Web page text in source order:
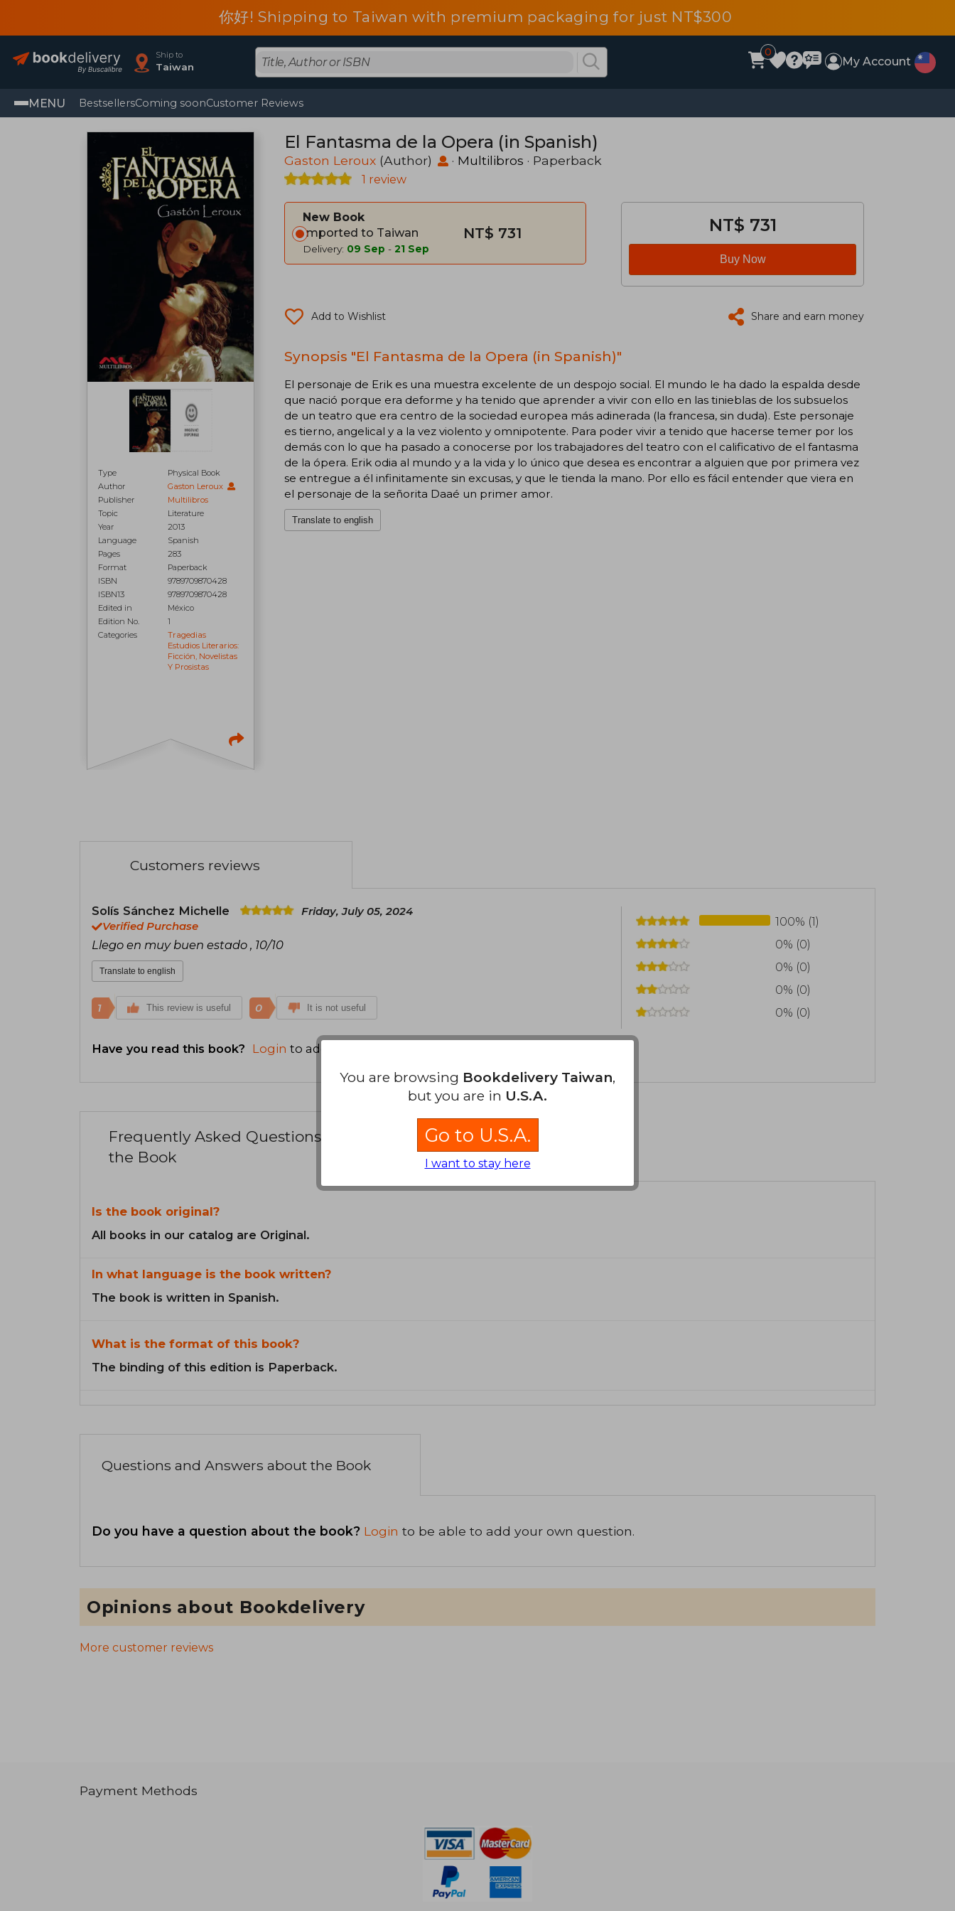
你好! Shipping to Taiwan with premium packaging for just NT$300
Ship to
Taiwan
0
My Account
MENU BestsellersComing soonCustomer Reviews
Type
Physical Book
Author
Gaston Leroux
Publisher
Multilibros
Topic
Literature
Year
2013
Language
Spanish
Pages
283
Format
Paperback
ISBN
9789709870428
ISBN13
9789709870428
Edited in
México
Edition No.
1
Categories
Tragedias
Estudios Literarios:
Ficción, Novelistas
Y Prosistas
El Fantasma de la Opera (in Spanish)
Gaston Leroux (Author) · Multilibros · Paperback
1 review
New Book
Imported to Taiwan
Delivery: 09 Sep - 21 Sep
NT$ 731 NT$ 731
Buy Now
Add to Wishlist Share and earn money
Synopsis "El Fantasma de la Opera (in Spanish)"
El personaje de Erik es una muestra excelente de un despojo social. El mundo le ha dado la espalda desde
que nació porque era deforme y ha tenido que aprender a vivir con ello en las tinieblas de los subsuelos
de un teatro que era centro de la sociedad europea más adinerada (la francesa, sin duda). Este personaje
es tierno, angelical y a la vez violento y omnipotente. Para poder vivir a tenido que hacerse temer por los
demás con lo que ha pasado a conocerse por los trabajadores del teatro con el calificativo de el fantasma
de la ópera. Erik odia al mundo y a la vida y lo único que desea es encontrar a alguien que por primera vez
se entregue a él infinitamente sin excusas, y que le tienda la mano. Por ello es fácil entender que viera en
el personaje de la señorita Daaé un primer amor.
Translate to english
Customers reviews
Solís Sánchez Michelle
Friday, July 05, 2024
Verified Purchase
Llego en muy buen estado , 10/10
Translate to english
1 This review is useful 0 It is not useful
Have you read this book? Login to add your review
100% (1)
0% (0)
0% (0)
0% (0)
0% (0)
Frequently Asked Questions about
the Book
Is the book original?
All books in our catalog are Original.
In what language is the book written?
The book is written in Spanish.
What is the format of this book?
The binding of this edition is Paperback.
Questions and Answers about the Book
Do you have a question about the book? Login to be able to add your own question.
Opinions about Bookdelivery
More customer reviews
Payment Methods
You are browsing Bookdelivery Taiwan,
but you are in U.S.A.
Go to U.S.A.
I want to stay here